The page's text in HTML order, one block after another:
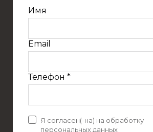
Имя
Email
Телефон *
Я согласен(-на) на обработку
персональных данных